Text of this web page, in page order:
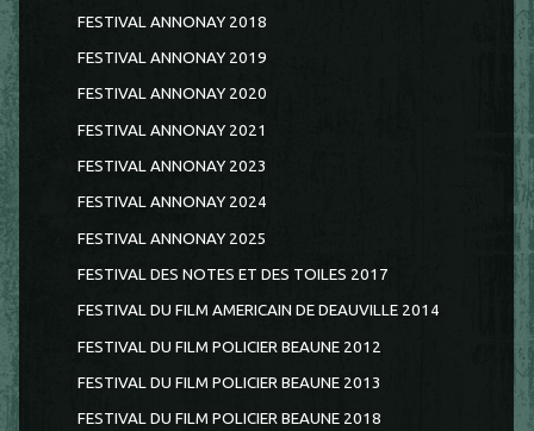
FESTIVAL ANNONAY 2018
FESTIVAL ANNONAY 2019
FESTIVAL ANNONAY 2020
FESTIVAL ANNONAY 2021
FESTIVAL ANNONAY 2023
FESTIVAL ANNONAY 2024
FESTIVAL ANNONAY 2025
FESTIVAL DES NOTES ET DES TOILES 2017
FESTIVAL DU FILM AMERICAIN DE DEAUVILLE 2014
FESTIVAL DU FILM POLICIER BEAUNE 2012
FESTIVAL DU FILM POLICIER BEAUNE 2013
FESTIVAL DU FILM POLICIER BEAUNE 2018